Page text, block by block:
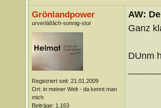
Grönlandpower
urverläßlich-sonnig-stur
Registriert seit: 21.01.2009
Ort: in meiner Welt - da kennt man
mich
Beiträge: 1.163
AW:
Ganz
DUnm